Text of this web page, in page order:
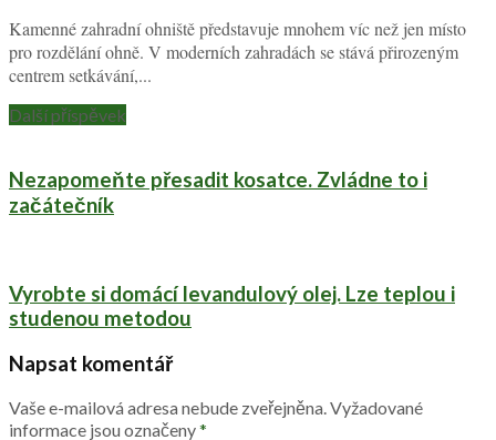
Kamenné zahradní ohniště představuje mnohem víc než jen místo
pro rozdělání ohně. V moderních zahradách se stává přirozeným
centrem setkávání,...
Další příspěvek
Nezapomeňte přesadit kosatce. Zvládne to i
začátečník
Vyrobte si domácí levandulový olej. Lze teplou i
studenou metodou
Napsat komentář
Vaše e-mailová adresa nebude zveřejněna.Vyžadované
informace jsou označeny*